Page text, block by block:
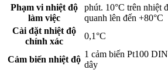
Phạm vi nhiệt độ
làm việc
phút. 10°C trên nhiệt
quanh lên đến +80°C
Cài đặt nhiệt độ
chính xác
0,1°C
Cảm biến nhiệt độ
1 cảm biến Pt100
dây